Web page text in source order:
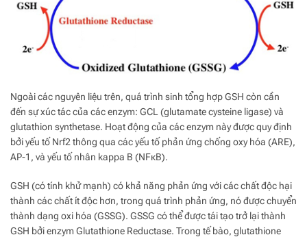
Ngoài các nguyên liệu trên, quá trình sinh tổng hợp GSH còn cần
đến sự xúc tác của các enzym: GCL (glutamate cysteine ligase) và
glutathion synthetase. Hoạt động của các enzym này được quy định
bởi yếu tố Nrf2 thông qua các yếu tố phản ứng chống oxy hóa (ARE),
AP-1, và yếu tố nhân kappa B (NFκB).
GSH (có tính khử mạnh) có khả năng phản ứng với các chất độc hại
thành các chất ít độc hơn, trong quá trình phản ứng, nó được chuyển
thành dạng oxi hóa (GSSG). GSSG có thể được tái tạo trở lại thành
GSH bởi enzym Glutathione Reductase. Trong tế bào, glutathione